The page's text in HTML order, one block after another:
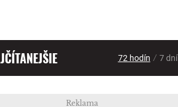
72 hodín / 7 dní
Reklama